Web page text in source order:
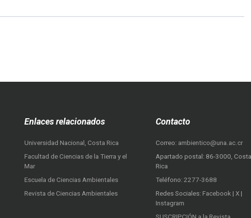
Enlaces relacionados
Universidad Nacional, Costa Rica
Facultad de Ciencias de la Tierra y el
Mar
Escuela de Ciencias Ambientales
Revista de Ciencias Ambientales
Contacto
Correo: ambientico@una.ac.cr
Apartado postal: 86-3000, Costa
Rica
Teléfono: 2277-3688
Redes Sociales: Facebook | X |
Instagram